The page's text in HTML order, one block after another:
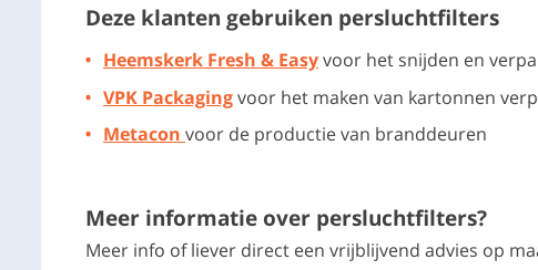
Deze klanten gebruiken persluchtfilters
Heemskerk Fresh & Easyvoor het snijden en
VPK Packagingvoor het maken van kartonnen
Metacon voor de productie van branddeuren
Meer informatie over persluchtfilters?
Meer info of liever direct een vrijblijvend advies op